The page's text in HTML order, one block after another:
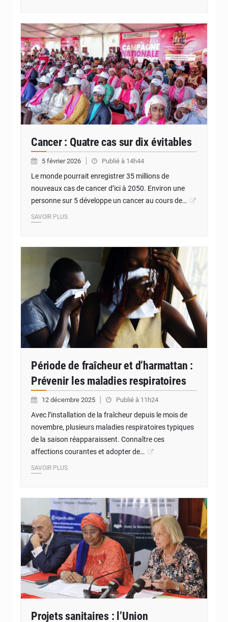
© Internet
Cancer : Quatre cas sur dix évitables
5 février 2026 Publié à 14h44
Le monde pourrait enregistrer 35 millions de
nouveaux cas de cancer d’ici à 2050. Environ une
personne sur 5 développe un cancer au cours de…
SAVOIR PLUS
Période de fraîcheur et d’harmattan :
Prévenir les maladies respiratoires
12 décembre 2025 Publié à 11h24
Avec l’installation de la fraîcheur depuis le mois de
novembre, plusieurs maladies respiratoires typiques
de la saison réapparaissent. Connaître ces
affections courantes et adopter de…
SAVOIR PLUS
Projets sanitaires : l’Union